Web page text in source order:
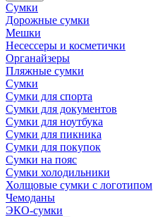
Сумки
Дорожные сумки
Мешки
Несессеры и косметички
Органайзеры
Пляжные сумки
Сумки
Сумки для спорта
Сумки для документов
Сумки для ноутбука
Сумки для пикника
Сумки для покупок
Сумки на пояс
Сумки холодильники
Холщовые сумки с логотипом
Чемоданы
ЭКО-сумки